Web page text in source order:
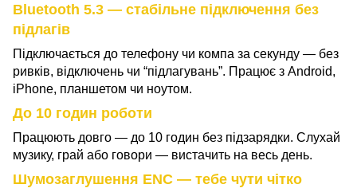
Bluetooth 5.3 — стабільне підключення без
підлагів
Підключається до телефону чи компа за секунду — без
ривків, відключень чи “підлагувань”. Працює з Android,
iPhone, планшетом чи ноутом.
До 10 годин роботи
Працюють довго — до 10 годин без підзарядки. Слухай
музику, грай або говори — вистачить на весь день.
Шумозаглушення ENC — тебе чути чітко